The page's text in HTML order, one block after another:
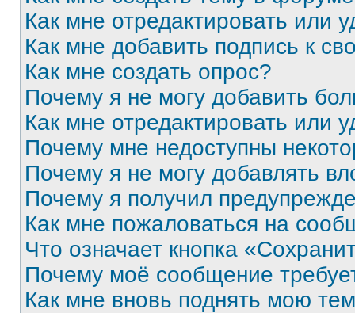
Как мне отредактировать или
Как мне добавить подпись к
Как мне создать опрос?
Почему я не могу добавить
Как мне отредактировать или
Почему мне недоступны
Почему я не могу добавлять
Почему я получил
Как мне пожаловаться на
Что означает кнопка
Почему моё сообщение
Как мне вновь поднять мою